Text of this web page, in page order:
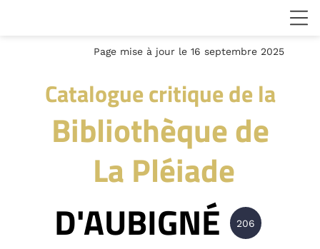
Catalogue critique de la
Bibliothèque de
La Pléiade
Page mise à jour le 16 septembre 2025
D'AUBIGNÉ 206